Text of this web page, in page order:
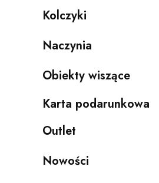
Kategoria - Kolczyki
Kolczyki
Kategoria - Naczynia
Naczynia
Kategoria - Obiekty wiszące
Obiekty wiszące
Kategoria - Karta podarunkowa
Karta podarunkowa
Kategoria - Outlet
Outlet
Nowości